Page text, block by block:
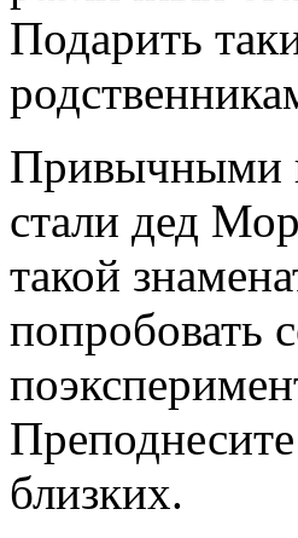
Подарить
Привычными
стали дед
такой
попробовать
близких.